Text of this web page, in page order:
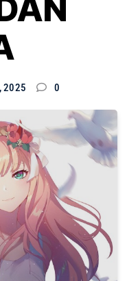
2025 0